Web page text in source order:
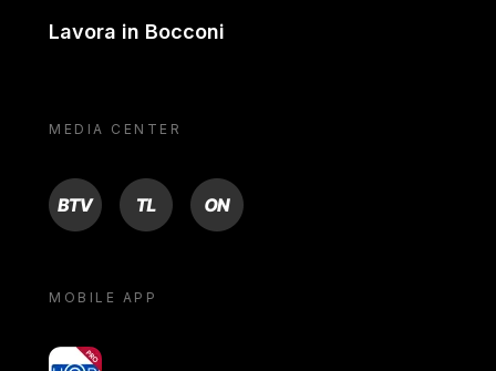
Lavora in Bocconi
MEDIA CENTER
BTV TL ON
MOBILE APP
yoU@B